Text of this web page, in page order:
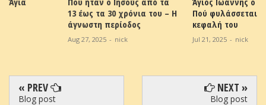
13 έως τα 30 χρόνια του – Η
άγνωστη περίοδος
nick
Πού φυλάσσεται σήμερα η
κεφαλή του
nick
« PREV
Blog post
NEXT »
Blog post